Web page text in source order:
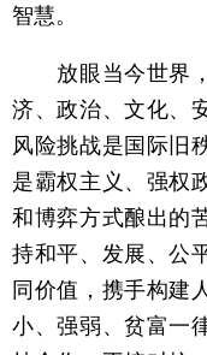
智慧。
放眼当今世界，
济、政治、文化、
风险挑战是国际旧
是霸权主义、强权
和博弈方式酿出的
持和平、发展、公
同价值，携手构建
小、强弱、贫富一